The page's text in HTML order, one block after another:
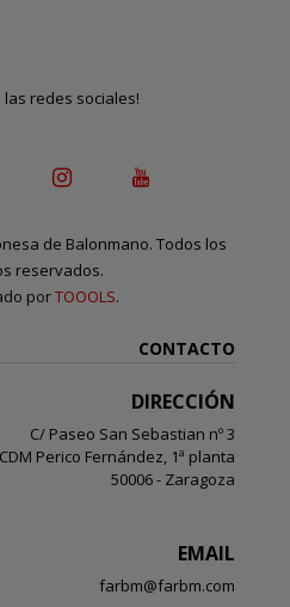
las redes sociales!
de Balonmano. Todos los
reservados.
porTOOOLS.
CONTACTO
DIRECCIÓN
C/ Paseo San Sebastian nº 3
CDM Perico Fernández, 1ª planta
50006 - Zaragoza
EMAIL
farbm@farbm.com